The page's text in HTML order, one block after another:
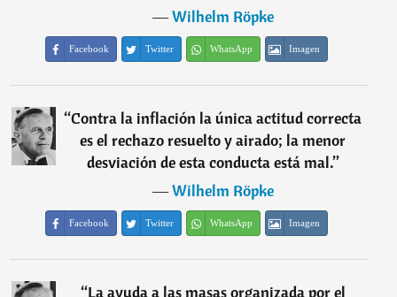
―Wilhelm Röpke
Facebook Twitter WhatsApp Imagen
“Contra la inflación la única actitud correcta
es el rechazo resuelto y airado; la menor
desviación de esta conducta está mal.”
―Wilhelm Röpke
Facebook Twitter WhatsApp Imagen
“La ayuda a las masas organizada por el